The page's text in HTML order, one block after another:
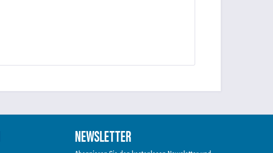
NEWSLETTER